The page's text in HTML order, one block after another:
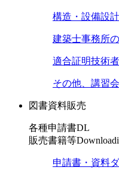
構造・設備設
建築士事務所
適合証明技術
その他、講習
図書資料販売
各種申請書DL
販売書籍等
申請書・資料